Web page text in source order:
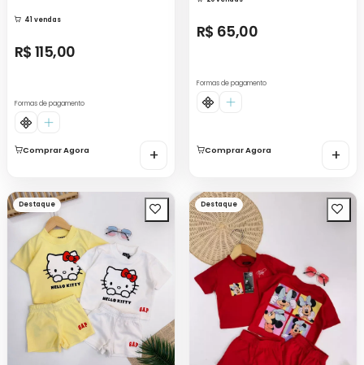
41 vendas
R$ 115,00
Formas de pagamento
Comprar Agora +
R$ 65,00
Formas de pagamento
Comprar Agora +
Destaque Destaque